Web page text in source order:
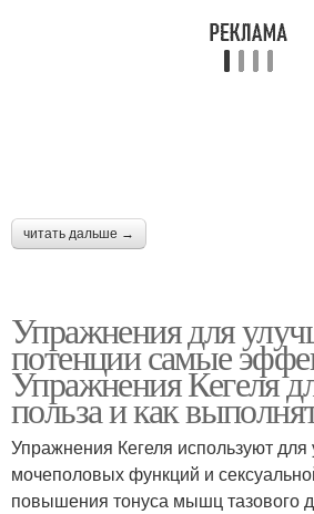
читать дальше →
Упражнения для
потенции самые
Упражнения Кегеля
польза и как
Упражнения Кегеля используют
мочеполовых функций и
повышения тонуса мышц тазового